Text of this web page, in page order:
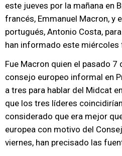
este jueves por la mañana en
francés, Emmanuel Macron, y
portugués, Antonio Costa,
han informado este miércoles
Fue Macron quien el pasado
consejo europeo informal en
a tres para hablar del Midcat
que los tres líderes
considerado que era mejor
europea con motivo del
viernes, han precisado las